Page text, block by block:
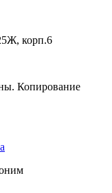
корп.6
Копирование